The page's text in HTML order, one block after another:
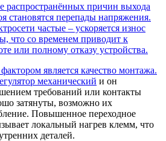
распространённых причин выхода
становятся перепады напряжения.
частые – ускоряется износ
что со временем приводит к
или полному отказу устройства.
является качество монтажа.
механический и он
требований или контакты
затянуты, возможно их
Повышенное переходное
локальный нагрев клемм, что
деталей.